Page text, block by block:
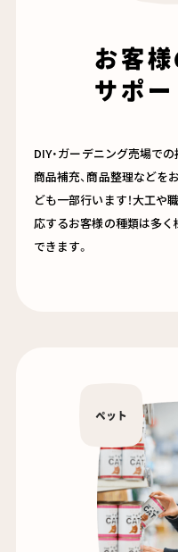
お客
サポ
DIY・ガーデニング売場での
商品補充、商品整理などを
ども一部行います！大工や
応するお客様の種類は多
できます。
ペット